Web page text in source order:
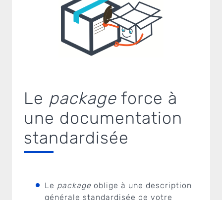
Le package force à
une documentation
standardisée
Le package oblige à une description
générale standardisée de votre